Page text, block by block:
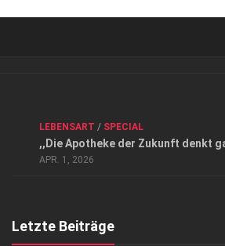
Datenschutzerklärung
Top Magazin Dresden / Ostsachsen
LEBENSART / SPECIAL
,,Die Apotheke der Zukunft denkt
APR. 1, 2026
Letzte Beiträge